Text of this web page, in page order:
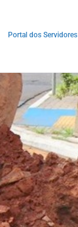
Portal dos Servidores